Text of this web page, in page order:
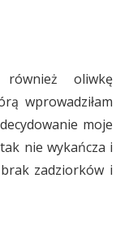
oliwkę
wprowadziłam
moje
nie wykańcza i
zadziorków i